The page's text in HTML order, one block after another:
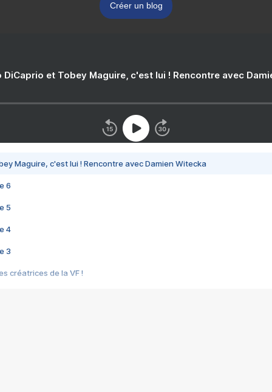
Créer un blog
DiCaprio et Tobey Maguire, c'est lui ! Rencontre avec
Maguire, c'est lui ! Rencontre avec Damien Witecka
6
5
4
3
créatrices de la VF !